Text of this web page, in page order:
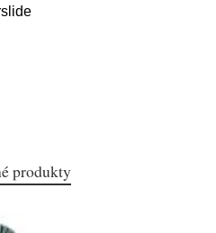
produkty